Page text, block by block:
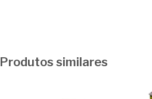
Produtos similares